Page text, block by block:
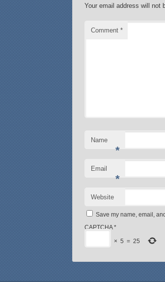
Your email address will not
Comment*
Name
*
Email
*
Website
Save my name, email,
CAPTCHA*
× 5 = 25